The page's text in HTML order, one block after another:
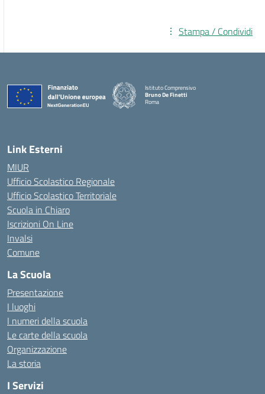
Stampa / Condividi
Istituto Comprensivo
Bruno De Finetti
Roma
Link Esterni
MIUR
Ufficio Scolastico Regionale
Ufficio Scolastico Territoriale
Scuola in Chiaro
Iscrizioni On Line
Invalsi
Comune
La Scuola
Presentazione
I luoghi
I numeri della scuola
Le carte della scuola
Organizzazione
La storia
I Servizi